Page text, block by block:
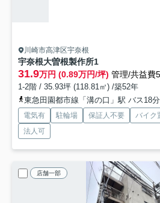
川崎市高津区宇奈根
宇奈根大曽根製作所1
31.9万円 (0.89万円/坪) 管理/共益費
1-2階 / 35.93坪 (118.81㎡) /築52年
東急田園都市線「溝の口」駅 バス18分 川崎
電気有 駐輪場 保証人不要 バイク
法人可
店舗一部